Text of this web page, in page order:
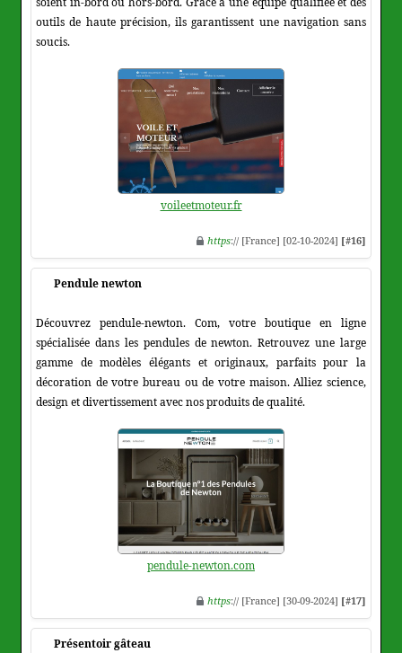
outils de haute précision, ils garantissent une navigation sans
soucis.
voileetmoteur.fr
https:// [France] [02-10-2024] [#16]
Pendule newton
Découvrez pendule-newton. Com, votre boutique en ligne
spécialisée dans les pendules de newton. Retrouvez une large
gamme de modèles élégants et originaux, parfaits pour la
décoration de votre bureau ou de votre maison. Alliez science,
design et divertissement avec nos produits de qualité.
pendule-newton.com
https:// [France] [30-09-2024] [#17]
Présentoir gâteau